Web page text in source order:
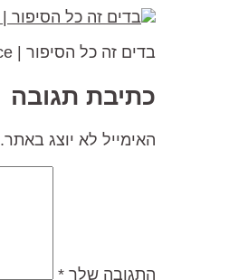
בדים זה כל הסיפור | One Piece
כתיבת תגובה
האימייל לא יוצג באתר.
התגובה שלך *